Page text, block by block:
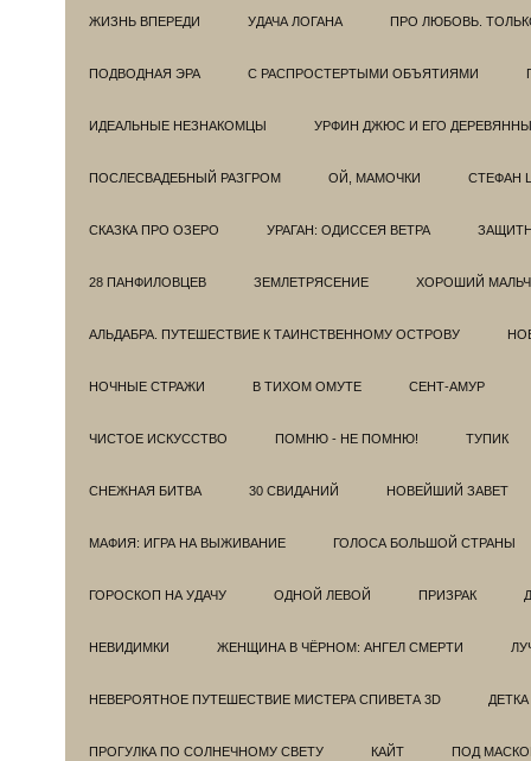
ЖИЗНЬ ВПЕРЕДИ УДАЧА ЛОГАНА ПРО ЛЮБОВЬ.
ПОДВОДНАЯ ЭРА С РАСПРОСТЕРТЫМИ ОБЪЯТИЯМИ
ИДЕАЛЬНЫЕ НЕЗНАКОМЦЫ УРФИН ДЖЮС И ЕГО
ПОСЛЕСВАДЕБНЫЙ РАЗГРОМ ОЙ, МАМОЧКИ СТЕФАН
СКАЗКА ПРО ОЗЕРО УРАГАН: ОДИССЕЯ ВЕТРА
28 ПАНФИЛОВЦЕВ ЗЕМЛЕТРЯСЕНИЕ ХОРОШИЙ
АЛЬДАБРА. ПУТЕШЕСТВИЕ К ТАИНСТВЕННОМУ ОСТРОВУ
НОЧНЫЕ СТРАЖИ В ТИХОМ ОМУТЕ СЕНТ-АМУР
ЧИСТОЕ ИСКУССТВО ПОМНЮ - НЕ ПОМНЮ! ТУПИК
СНЕЖНАЯ БИТВА 30 СВИДАНИЙ НОВЕЙШИЙ ЗАВЕТ
МАФИЯ: ИГРА НА ВЫЖИВАНИЕ ГОЛОСА БОЛЬШОЙ СТРАНЫ
ГОРОСКОП НА УДАЧУ ОДНОЙ ЛЕВОЙ ПРИЗРАК
НЕВИДИМКИ ЖЕНЩИНА В ЧЁРНОМ: АНГЕЛ СМЕРТИ
НЕВЕРОЯТНОЕ ПУТЕШЕСТВИЕ МИСТЕРА СПИВЕТА 3D ДЕТКА
ПРОГУЛКА ПО СОЛНЕЧНОМУ СВЕТУ КАЙТ ПОД